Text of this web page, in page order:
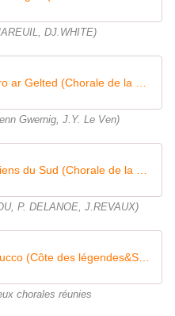
DJ.WHITE)
Gwernig, J.Y. Le Ven)
P. DELANOE, J.REVAUX)
chorales réunies